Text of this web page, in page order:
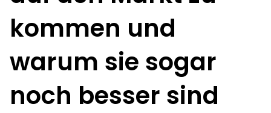
kommen und
warum sie sogar
noch besser sind